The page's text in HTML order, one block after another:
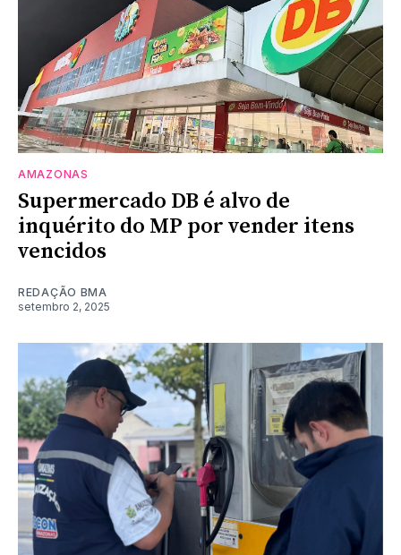
AMAZONAS
Supermercado DB é alvo de
inquérito do MP por vender itens
vencidos
REDAÇÃO BMA
setembro 2, 2025